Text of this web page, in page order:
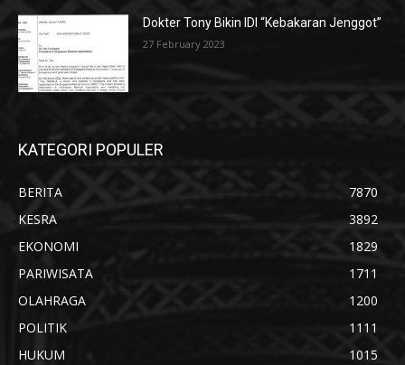
Dokter Tony Bikin IDI “Kebakaran Jenggot”
27 February 2023
KATEGORI POPULER
BERITA
7870
KESRA
3892
EKONOMI
1829
PARIWISATA
1711
OLAHRAGA
1200
POLITIK
1111
HUKUM
1015